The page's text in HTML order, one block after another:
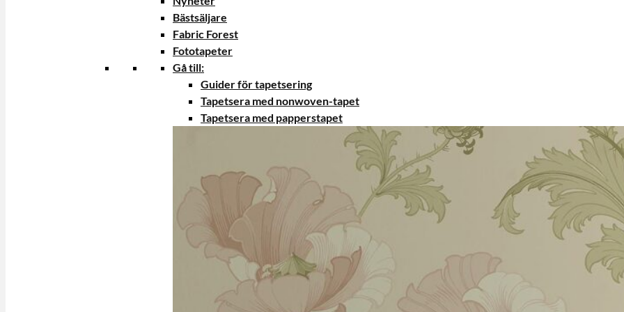
Bästsäljare
Fabric Forest
Fototapeter
Gå till:
Guider för tapetsering
Tapetsera med nonwoven-tapet
Tapetsera med papperstapet